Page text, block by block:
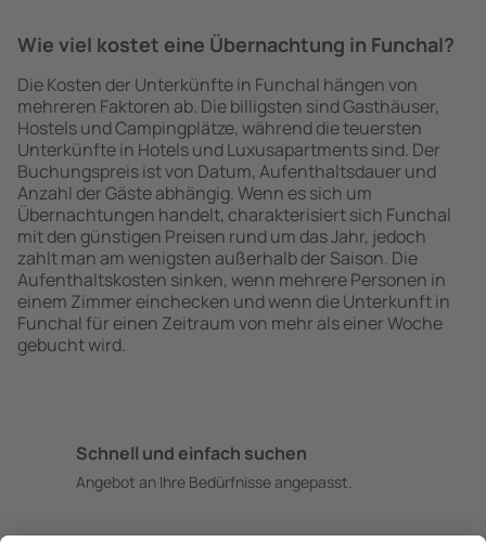
Wie viel kostet eine Übernachtung in Funchal?
Die Kosten der Unterkünfte in Funchal hängen von
mehreren Faktoren ab. Die billigsten sind Gasthäuser,
Hostels und Campingplätze, während die teuersten
Unterkünfte in Hotels und Luxusapartments sind. Der
Buchungspreis ist von Datum, Aufenthaltsdauer und
Anzahl der Gäste abhängig. Wenn es sich um
Übernachtungen handelt, charakterisiert sich Funchal
mit den günstigen Preisen rund um das Jahr, jedoch
zahlt man am wenigsten außerhalb der Saison. Die
Aufenthaltskosten sinken, wenn mehrere Personen in
einem Zimmer einchecken und wenn die Unterkunft in
Funchal für einen Zeitraum von mehr als einer Woche
gebucht wird.
Schnell und einfach suchen
Angebot an Ihre Bedürfnisse angepasst.